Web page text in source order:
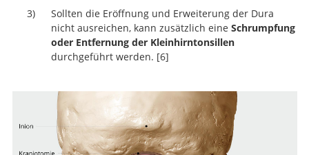
of Results Between Posterior Fossa Decompression
with and without Duraplasty for the Surgical
of Chiari Malformation Type I: A Systematic Review
Posterior fossa decompression with
duraplasty in Chiari-1 malformations
Sollten die Eröffnung und Erweiterung der Dura
nicht ausreichen, kann zusätzlich eine Schrumpfung
oder Entfernung der Kleinhirntonsillen
durchgeführt werden. 6
subpial tonsillectomy for Chiari I decompression